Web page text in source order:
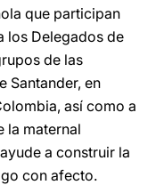
que participan
los Delegados de
de las
Santander, en
así como a
la maternal
a construir la
con afecto.